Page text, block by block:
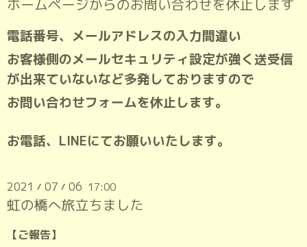
ホームページからのお問い合わせを休止します
電話番号、メールアドレスの入力間違い
お客様側のメールセキュリティ設定が強く送受信
が出来ていないなど多発しておりますので
お問い合わせフォームを休止します。
お電話、LINEにてお願いいたします。
2021 / 07 / 06 17:00
虹の橋へ旅立ちました
【ご報告】